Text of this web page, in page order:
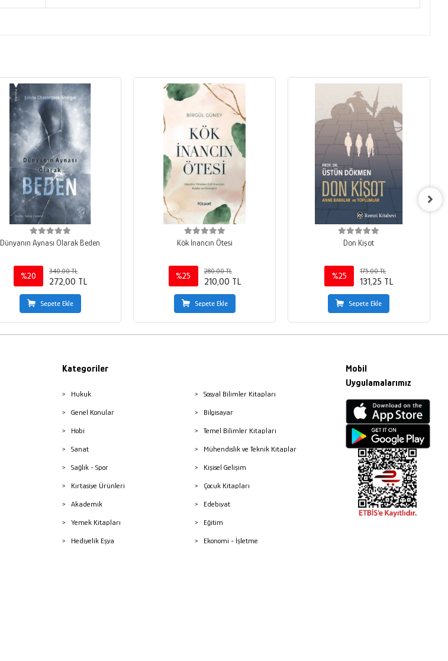
Dünyanın Aynası Olarak Beden
%20
340,00 TL
272,00 TL
Sepete Ekle
Kök İnancın Ötesi
%25
280,00 TL
210,00 TL
Sepete Ekle
Don Kişot
%25
175,00 TL
131,25 TL
Sepete Ekle
Kategoriler
Hukuk
Genel Konular
Hobi
Sanat
Sağlık - Spor
Kırtasiye Ürünleri
Akademik
Yemek Kitapları
Hediyelik Eşya
Sosyal Bilimler Kitapları
Bilgisayar
Temel Bilimler Kitapları
Mühendislik ve Teknik Kitaplar
Kişisel Gelişim
Çocuk Kitapları
Edebiyat
Eğitim
Ekonomi - İşletme
Mobil
Uygulamalarımız